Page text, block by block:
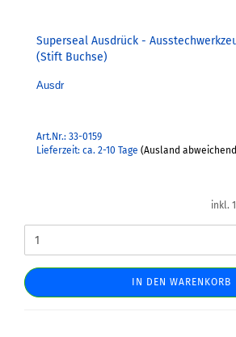
Superseal Ausdrück -
(Stift Buchse)
Ausdr
Art.Nr.: 33-0159
Lieferzeit: ca. 2-10 Tage (Ausland
inkl.
IN DEN WARENKORB